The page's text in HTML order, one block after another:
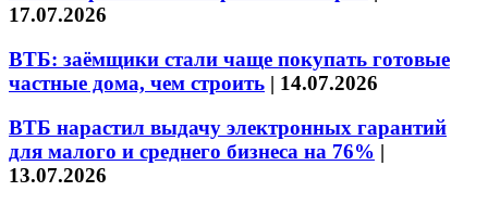
17.07.2026
ВТБ: заёмщики стали чаще покупать готовые
частные дома, чем строить | 14.07.2026
ВТБ нарастил выдачу электронных гарантий
для малого и среднего бизнеса на 76% |
13.07.2026